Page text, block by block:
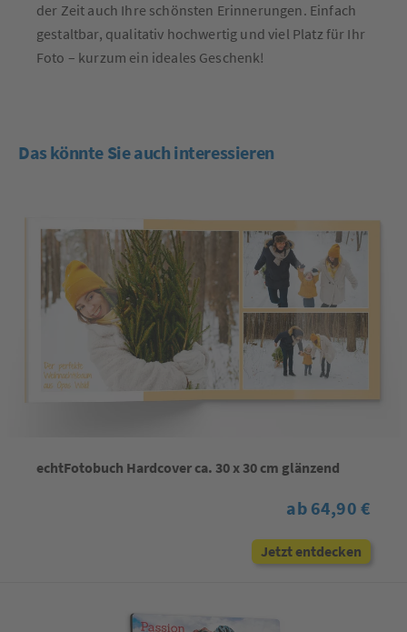
der Zeit auch Ihre schönsten Erinnerungen. Einfach
gestaltbar, qualitativ hochwertig und viel Platz für Ihr
Foto – kurzum ein ideales Geschenk!
Das könnte Sie auch interessieren
echtFotobuch Hardcover ca. 30 x 30 cm glänzend
ab 64,90 €
Jetzt entdecken